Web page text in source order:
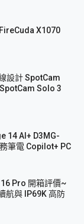
X1070
設計 SpotCam
Solo 3
14 AI+ D3MG-
筆電 Copilot+ PC
Pro 開箱評價~
航與 IP69K 高防